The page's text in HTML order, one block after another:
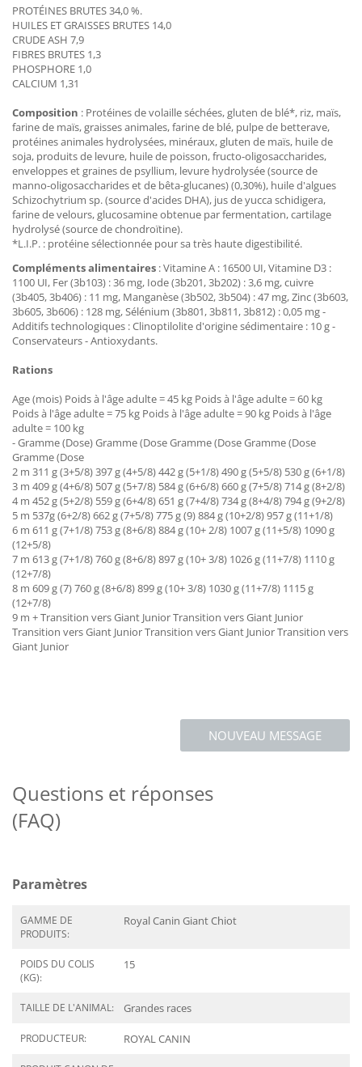
PROTÉINES BRUTES 34,0 %.
HUILES ET GRAISSES BRUTES 14,0
CRUDE ASH 7,9
FIBRES BRUTES 1,3
PHOSPHORE 1,0
CALCIUM 1,31
Composition : Protéines de volaille séchées, gluten de blé*, riz, maïs,
farine de maïs, graisses animales, farine de blé, pulpe de betterave,
protéines animales hydrolysées, minéraux, gluten de maïs, huile de
soja, produits de levure, huile de poisson, fructo-oligosaccharides,
enveloppes et graines de psyllium, levure hydrolysée (source de
manno-oligosaccharides et de bêta-glucanes) (0,30%), huile d'algues
Schizochytrium sp. (source d'acides DHA), jus de yucca schidigera,
farine de velours, glucosamine obtenue par fermentation, cartilage
hydrolysé (source de chondroïtine).
*L.I.P. : protéine sélectionnée pour sa très haute digestibilité.
Compléments alimentaires : Vitamine A : 16500 UI, Vitamine D3 :
1100 UI, Fer (3b103) : 36 mg, Iode (3b201, 3b202) : 3,6 mg, cuivre
(3b405, 3b406) : 11 mg, Manganèse (3b502, 3b504) : 47 mg, Zinc (3b603,
3b605, 3b606) : 128 mg, Sélénium (3b801, 3b811, 3b812) : 0,05 mg -
Additifs technologiques : Clinoptilolite d'origine sédimentaire : 10 g -
Conservateurs - Antioxydants.
Rations
Age (mois) Poids à l'âge adulte = 45 kg Poids à l'âge adulte = 60 kg
Poids à l'âge adulte = 75 kg Poids à l'âge adulte = 90 kg Poids à l'âge
adulte = 100 kg
- Gramme (Dose) Gramme (Dose Gramme (Dose Gramme (Dose
Gramme (Dose
2 m 311 g (3+5/8) 397 g (4+5/8) 442 g (5+1/8) 490 g (5+5/8) 530 g (6+1/8)
3 m 409 g (4+6/8) 507 g (5+7/8) 584 g (6+6/8) 660 g (7+5/8) 714 g (8+2/8)
4 m 452 g (5+2/8) 559 g (6+4/8) 651 g (7+4/8) 734 g (8+4/8) 794 g (9+2/8)
5 m 537g (6+2/8) 662 g (7+5/8) 775 g (9) 884 g (10+2/8) 957 g (11+1/8)
6 m 611 g (7+1/8) 753 g (8+6/8) 884 g (10+ 2/8) 1007 g (11+5/8) 1090 g
(12+5/8)
7 m 613 g (7+1/8) 760 g (8+6/8) 897 g (10+ 3/8) 1026 g (11+7/8) 1110 g
(12+7/8)
8 m 609 g (7) 760 g (8+6/8) 899 g (10+ 3/8) 1030 g (11+7/8) 1115 g
(12+7/8)
9 m + Transition vers Giant Junior Transition vers Giant Junior
Transition vers Giant Junior Transition vers Giant Junior Transition vers
Giant Junior
NOUVEAU MESSAGE
Questions et réponses
(FAQ)
Paramètres
GAMME DE
PRODUITS:
Royal Canin Giant Chiot
POIDS DU COLIS
(KG):
15
TAILLE DE L'ANIMAL: Grandes races
PRODUCTEUR: ROYAL CANIN